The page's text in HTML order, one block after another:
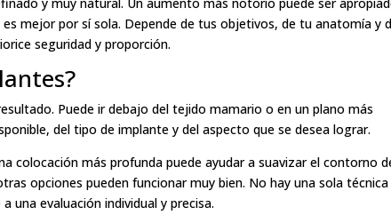
y muy natural. Un aumento más notorio puede ser
mejor por sí sola. Depende de tus objetivos, de tu anatomía y
seguridad y proporción.
Puede ir debajo del tejido mamario o en un plano más
del tipo de implante y del aspecto que se desea lograr.
colocación más profunda puede ayudar a suavizar el contorno
opciones pueden funcionar muy bien. No hay una sola técnica
una evaluación individual y precisa.